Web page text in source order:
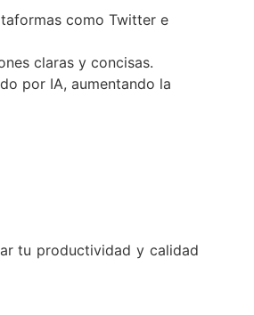
como Twitter e
claras y concisas.
por IA, aumentando la
tu productividad y calidad